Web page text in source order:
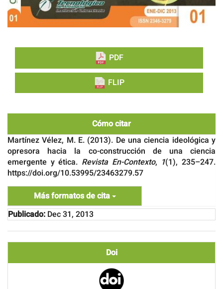
PDF
FLIP
Cómo citar
Martínez Vélez, M. E. (2013). De una ciencia ideológica y
opresora hacia la co-construcción de una ciencia
emergente y ética. Revista En-Contexto, 1(1), 235–247.
https://doi.org/10.53995/23463279.57
Más formatos de cita
Publicado: Dec 31, 2013
Doi